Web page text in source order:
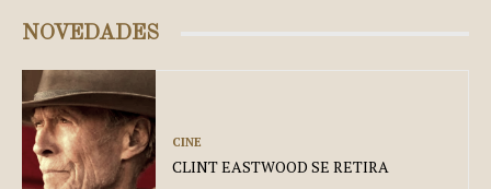
NOVEDADES
CINE
CLINT EASTWOOD SE RETIRA